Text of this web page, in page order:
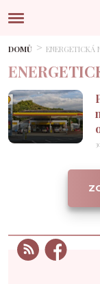
DOMŮ ENERGETICKÁ